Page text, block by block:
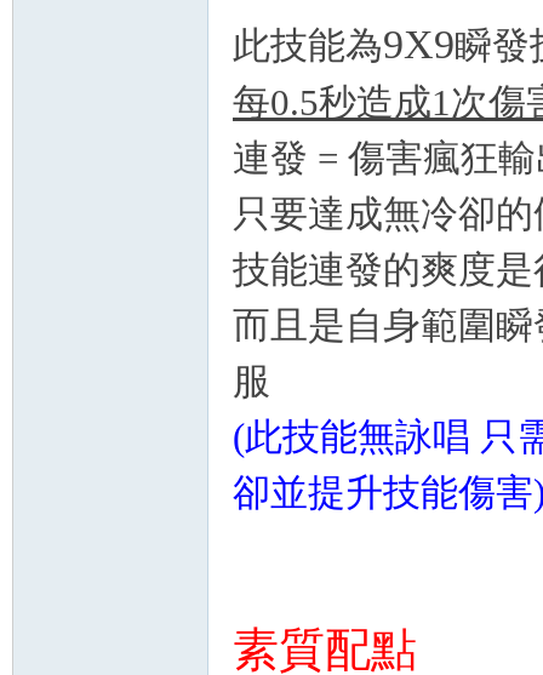
此技能為9X9瞬
每0.5秒造成1次傷
連發 = 傷害瘋狂
只要達成無冷卻
技能連發的爽度
而且是自身範圍
服
(此技能無詠唱 只
卻並提升技能傷害
素質配點